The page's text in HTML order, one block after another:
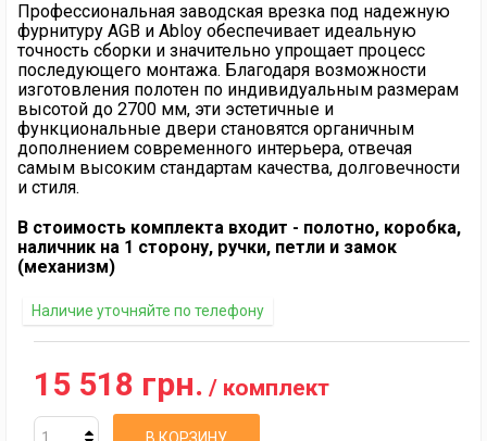
Профессиональная заводская врезка под надежную
фурнитуру AGB и Abloy обеспечивает идеальную
точность сборки и значительно упрощает процесс
последующего монтажа. Благодаря возможности
изготовления полотен по индивидуальным размерам
высотой до 2700 мм, эти эстетичные и
функциональные двери становятся органичным
дополнением современного интерьера, отвечая
самым высоким стандартам качества, долговечности
и стиля.
В стоимость комплекта входит - полотно, коробка,
наличник на 1 сторону, ручки, петли и замок
(механизм)
Наличие уточняйте по телефону
15 518 грн. / комплект